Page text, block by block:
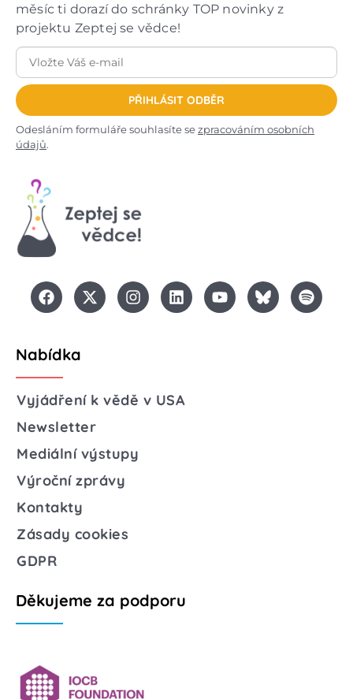
měsíc ti dorazí do schránky TOP novinky z
projektu Zeptej se vědce!
PŘIHLÁSIT ODBĚR
Odesláním formuláře souhlasíte sezpracováním osobních
údajů.
Nabídka
Vyjádření k vědě v USA
Newsletter
Mediální výstupy
Výroční zprávy
Kontakty
Zásady cookies
GDPR
Děkujeme za podporu